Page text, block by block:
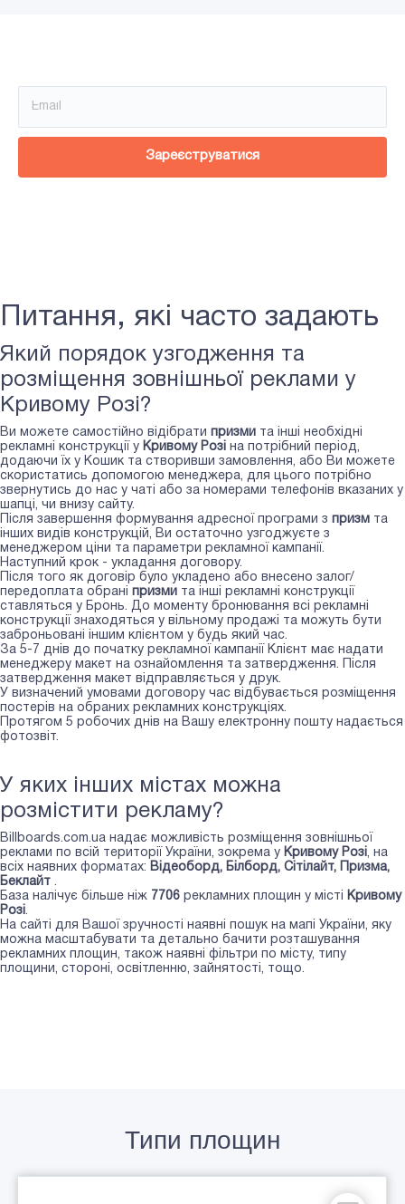
Зареєструватися
Питання, які часто задають
Який порядок узгодження та
розміщення зовнішньої реклами у
Кривому Розі?
Ви можете самостійно відібрати призми та інші необхідні
рекламні конструкції у Кривому Розі на потрібний період,
додаючи їх у Кошик та створивши замовлення, або Ви можете
скористатись допомогою менеджера, для цього потрібно
звернутись до нас у чаті або за номерами телефонів вказаних у
шапці, чи внизу сайту.
Після завершення формування адресної програми з призм та
інших видів конструкцій, Ви остаточно узгоджуєте з
менеджером ціни та параметри рекламної кампанії.
Наступний крок - укладання договору.
Після того як договір було укладено або внесено залог/
передоплата обрані призми та інші рекламні конструкції
ставляться у Бронь. До моменту бронювання всі рекламні
конструкції знаходяться у вільному продажі та можуть бути
заброньовані іншим клієнтом у будь який час.
За 5-7 днів до початку рекламної кампанії Клієнт має надати
менеджеру макет на ознайомлення та затвердження. Після
затвердження макет відправляється у друк.
У визначений умовами договору час відбувається розміщення
постерів на обраних рекламних конструкціях.
Протягом 5 робочих днів на Вашу електронну пошту надається
фотозвіт.
У яких інших містах можна
розмістити рекламу?
Billboards.com.ua надає можливість розміщення зовнішньої
реклами по всій території України, зокрема у Кривому Розі, на
всіх наявних форматах: Відеоборд, Білборд, Сiтiлайт, Призма,
Беклайт .
База налічує більше ніж 7706 рекламних площин у місті Кривому
Розі.
На сайті для Вашої зручності наявні пошук на мапі України, яку
можна масштабувати та детально бачити розташування
рекламних площин, також наявні фільтри по місту, типу
площини, стороні, освітленню, зайнятості, тощо.
Типи площин